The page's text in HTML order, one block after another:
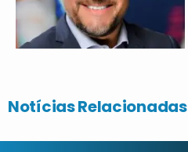
Notícias Relacionadas